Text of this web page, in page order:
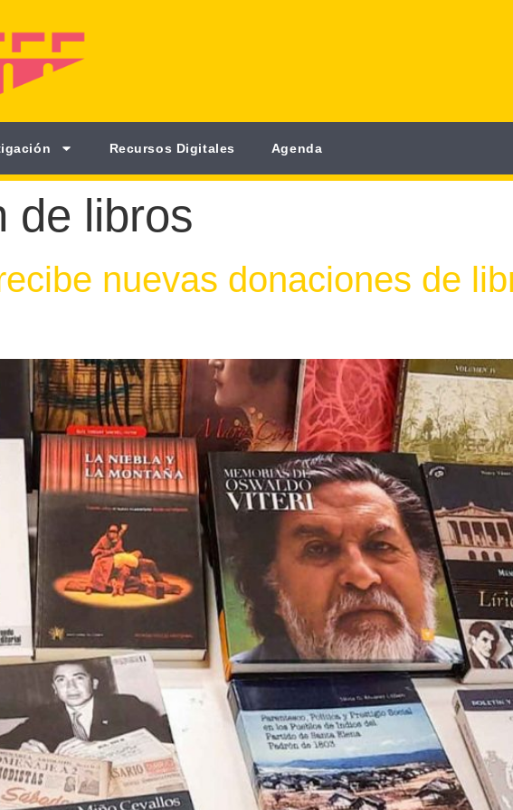
Recursos Digitales Agenda
de libros
nuevas donaciones de